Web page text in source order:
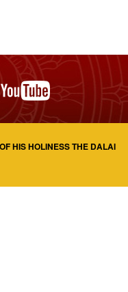
HIS HOLINESS THE DALAI